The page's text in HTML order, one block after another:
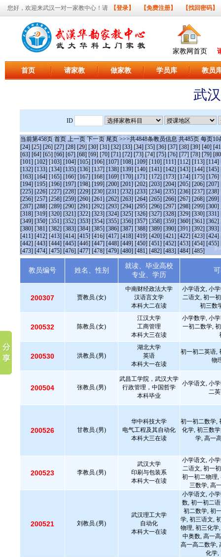
您好，欢迎来武汉一对一家教中心！请 【登录】 【免费注册】 【找回密码】
家教网首页
首页 请家教 做家教 学员库 教员
武
ID
当前第458页 首页 上一页 下一页 尾页 >>>共4848条教员信息 共485页 每页10
[24] [25] [26] [27] [28] [29] [30] [31] [32] [33] [34] [35] [36] [37] [38] [39] [40]
[63] [64] [65] [66] [67] [68] [69] [70] [71] [72] [73] [74] [75] [76] [77] [78] [79]
[101] [102] [103] [104] [105] [106] [107] [108] [109] [110] [111] [112] [113] [114]
[132] [133] [134] [135] [136] [137] [138] [139] [140] [141] [142] [143] [144] [145]
[163] [164] [165] [166] [167] [168] [169] [170] [171] [172] [173] [174] [175] [176]
[194] [195] [196] [197] [198] [199] [200] [201] [202] [203] [204] [205] [206] [207]
[225] [226] [227] [228] [229] [230] [231] [232] [233] [234] [235] [236] [237] [238]
[256] [257] [258] [259] [260] [261] [262] [263] [264] [265] [266] [267] [268] [269]
[287] [288] [289] [290] [291] [292] [293] [294] [295] [296] [297] [298] [299] [300]
[318] [319] [320] [321] [322] [323] [324] [325] [326] [327] [328] [329] [330] [331]
[349] [350] [351] [352] [353] [354] [355] [356] [357] [358] [359] [360] [361] [362]
[380] [381] [382] [383] [384] [385] [386] [387] [388] [389] [390] [391] [392] [393]
[411] [412] [413] [414] [415] [416] [417] [418] [419] [420] [421] [422] [423] [424]
[442] [443] [444] [445] [446] [447] [448] [449] [450] [451] [452] [453] [454] [455]
[473] [474] [475] [476] [477] [478] [479] [480] [481] [482] [483] [484] [485]
教员编号 姓名、性别
就读、毕业高校
专业、学历
200307 贾教员.(女)
中南财经政法大学
汉语言文学
本科大二在读
小学语文, 小
二语文, 初一
初三数
200532 陈教员.(女)
江汉大学
工商管理
本科大三在读
小学数学, 小
一初二数学,
200530 洪教员.(男)
湖北大学
英语
本科大一在读
初一初二英语,
物
200504 张教员.(男)
武昌工学院，武汉大学
行政管理，中国哲学
本科毕业
小学语文, 小
二
200526 甘教员.(男)
华中科技大学
电气工程及其自动化
本科大三在读
初一初二数学,
化学, 初三数
学, 高一
200523 李教员.(男)
武汉大学
印刷与包装系
本科大一在读
小学语文, 小
二语文, 初一
初一初二物理,
三数学, 高
200521 刘教员.(男)
武汉理工大学
自动化
本科大一在读
小学语文, 小
数, 初一初二
初二数学, 初
学, 初三语文,
物理, 初三化学
中奥数, 高一
高一高二数学,
化学,